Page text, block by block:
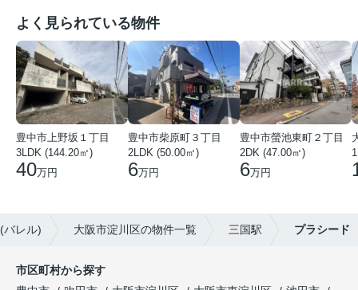
よく見られている物件
豊中市上野坂１丁目
3LDK (144.20㎡)
40万円
豊中市柴原町３丁目
2LDK (50.00㎡)
6万円
豊中市螢池東町２丁目
2DK (47.00㎡)
6万円
バレル) 大阪市淀川区の物件一覧 三国駅 プラシード
市区町村から探す